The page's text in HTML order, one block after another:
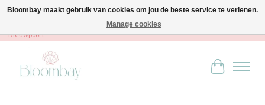
Bloombay - Babies & Kids - Bali home & interior - Robert Orlentpromenade 9A -
Nieuwpoort
Bloombay maakt gebruik van cookies om jou de beste service te verlenen.
Manage cookies